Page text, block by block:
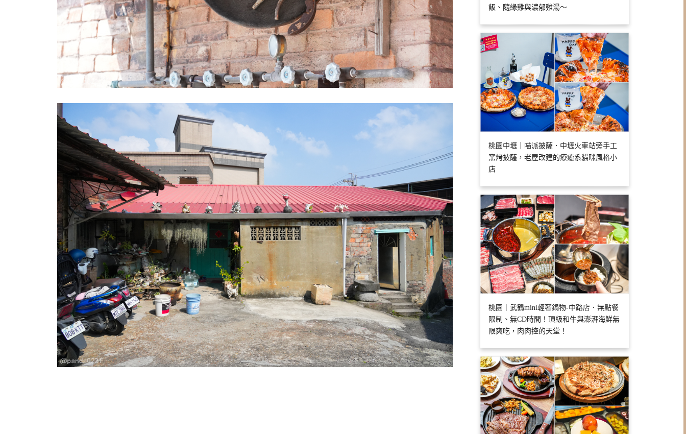
飯、隨緣雞與濃郁雞湯～
桃園中壢｜喵派披薩．中壢火車站旁手工
窯烤披薩，老屋改建的療癒系貓咪風格小
店
桃園｜武鶴mini輕奢鍋物-中路店．無點餐
限制、無CD時間！頂級和牛與澎湃海鮮無
限爽吃，肉肉控的天堂！